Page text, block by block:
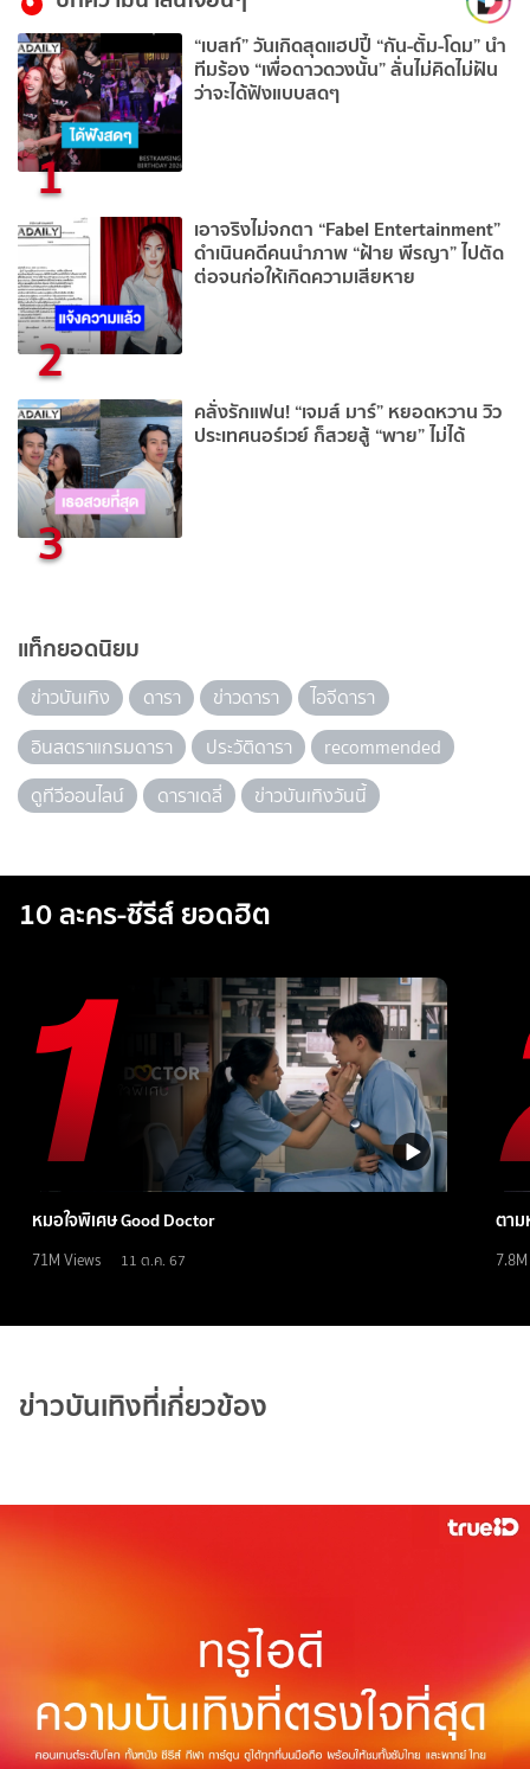
1
“เบสท์” วันเกิดสุดแฮปปี้ “กัน-ตั้ม-โดม” นำ
ทีมร้อง “เพื่อดาวดวงนั้น” ลั่นไม่คิดไม่ฝัน
ว่าจะได้ฟังแบบสดๆ
2
เอาจริงไม่จกตา “Fabel Entertainment”
ดำเนินคดีคนนำภาพ “ฝ้าย พีรญา” ไปตัด
ต่อจนก่อให้เกิดความเสียหาย ​​​​​​
3
คลั่งรักแฟน! “เจมส์ มาร์” หยอดหวาน วิว
ประเทศนอร์เวย์ ก็สวยสู้ “พาย” ไม่ได้
แท็กยอดนิยม
ข่าวบันเทิง ดารา ข่าวดารา
ไอจีดารา
อินสตราแกรมดารา
ประวัติดารา
recommended
ดูทีวีออนไลน์
ดาราเดลี่ ข่าวบันเทิงวันนี้
10 ละคร-ซีรีส์ ยอดฮิต
หมอใจพิเศษ Good Doctor
71M Views 11 ต.ค. 67
ตาม
7.8M
ข่าวบันเทิงที่เกี่ยวข้อง